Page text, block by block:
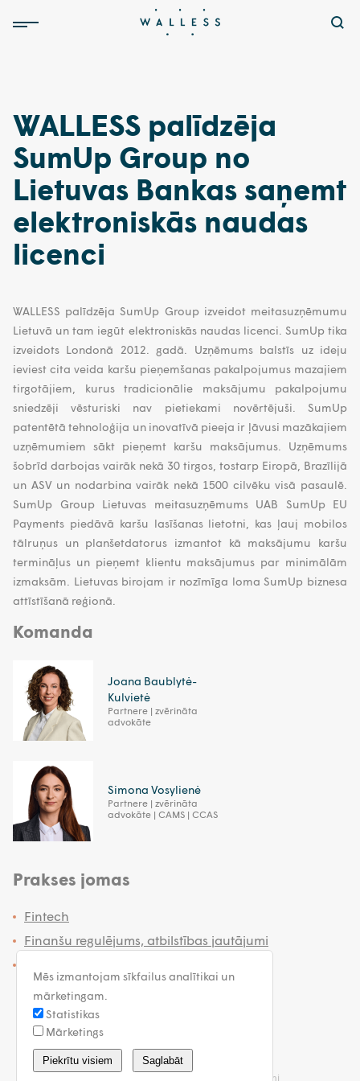
WALLESS palīdzēja
SumUp Group no
Lietuvas Bankas saņemt
elektroniskās naudas
licenci
WALLESS palīdzēja SumUp Group izveidot meitasuzņēmumu
Lietuvā un tam iegūt elektroniskās naudas licenci. SumUp tika
izveidots Londonā 2012. gadā. Uzņēmums balstīs uz ideju
ieviest cita veida karšu pieņemšanas pakalpojumus mazajiem
tirgotājiem, kurus tradicionālie maksājumu pakalpojumu
sniedzēji vēsturiski nav pietiekami novērtējuši. SumUp
patentētā tehnoloģija un inovatīvā pieeja ir ļāvusi mazākajiem
uzņēmumiem sākt pieņemt karšu maksājumus. Uzņēmums
šobrīd darbojas vairāk nekā 30 tirgos, tostarp Eiropā, Brazīlijā
un ASV un nodarbina vairāk nekā 1500 cilvēku visā pasaulē.
SumUp Group Lietuvas meitasuzņēmums UAB SumUp EU
Payments piedāvā karšu lasīšanas lietotni, kas ļauj mobilos
tālruņus un planšetdatorus izmantot kā maksājumu karšu
termināļus un pieņemt klientu maksājumus par minimālām
izmaksām. Lietuvas birojam ir nozīmīga loma SumUp biznesa
attīstīšanā reģionā.
Komanda
Joana Baublytė-
Kulvietė
Partnere | zvērināta
advokāte
Simona Vosylienė
Partnere | zvērināta
advokāte | CAMS | CCAS
Prakses jomas
Fintech
Finanšu regulējums, atbilstības jautājumi
latvia@walless.com
Vispārīgie noteikumi
Mēs izmantojam sīkfailus analītikai un
mārketingam.
Statistikas
Mārketings
Piekrītu visiem Saglabāt